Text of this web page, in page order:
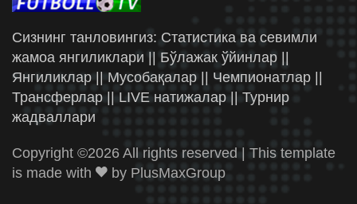
Сизнинг танловингиз: Статистика ва севимли
жамоа янгиликлари || Бўлажак ўйинлар ||
Янгиликлар || Мусобақалар || Чемпионатлар ||
Трансферлар || LIVE натижалар || Турнир
жадваллари
Copyright ©2026 All rights reserved | This template
is made with
by PlusMaxGroup